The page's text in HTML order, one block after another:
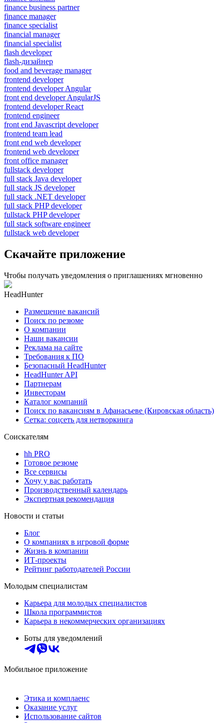
finance business partner
finance manager
finance specialist
financial manager
financial specialist
flash developer
flash-дизайнер
food and beverage manager
frontend developer
frontend developer Angular
front end developer AngularJS
frontend developer React
frontend engineer
front end Javascript developer
frontend team lead
front end web developer
frontend web developer
front office manager
fullstack developer
full stack Java developer
full stack JS developer
full stack .NET developer
full stack PHP developer
fullstack PHP developer
full stack software engineer
fullstack web developer
Скачайте приложение
Чтобы получать уведомления о приглашениях мгновенно
HeadHunter
Размещение вакансий
Поиск по резюме
О компании
Наши вакансии
Реклама на сайте
Требования к ПО
Безопасный HeadHunter
HeadHunter API
Партнерам
Инвесторам
Каталог компаний
Поиск по вакансиям в Афанасьеве (Кировская область)
Сетка: соцсеть для нетворкинга
Соискателям
hh PRO
Готовое резюме
Все сервисы
Хочу у вас работать
Производственный календарь
Экспертная рекомендация
Новости и статьи
Блог
О компаниях в игровой форме
Жизнь в компании
ИТ-проекты
Рейтинг работодателей России
Молодым специалистам
Карьера для молодых специалистов
Школа программистов
Карьера в некоммерческих организациях
Боты для уведомлений
Мобильное приложение
Этика и комплаенс
Оказание услуг
Использование сайтов